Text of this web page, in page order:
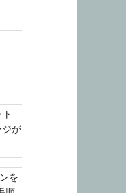
ジが
を